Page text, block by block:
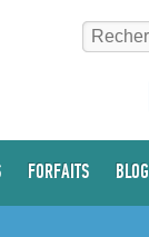
FORFAITS